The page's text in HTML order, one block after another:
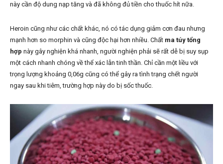
này cần độ dung nạp tăng và đã không đủ tiền cho thuốc hít nữa.
Heroin cũng như các chất khác, nó có tác dụng giảm cơn đau nhưng
mạnh hơn so morphin và cũng độc hại hơn nhiều. Chất ma túy tổng
hợp này gây nghiện khá nhanh, người nghiện phải sẽ rất dễ bị suy sụp
một cách nhanh chóng về thể xác lẫn tinh thần. Chỉ cần một liều với
trọng lượng khoảng 0,06g cũng có thể gây ra tình trạng chết người
ngay sau khi tiêm, trường hợp này do bị sốc thuốc.